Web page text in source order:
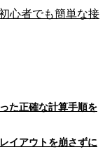
心者でも簡単な接
た正確な計算手順を
イアウトを崩さずに